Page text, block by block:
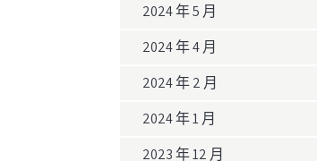
2024 年 5 月
2024 年 4 月
2024 年 2 月
2024 年 1 月
2023 年 12 月